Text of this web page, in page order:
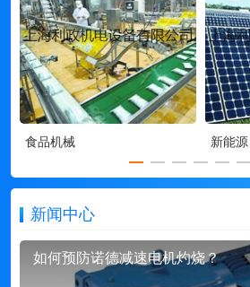
食品机械 新能源
新闻中心
如何预防诺德减速电机灼烧？